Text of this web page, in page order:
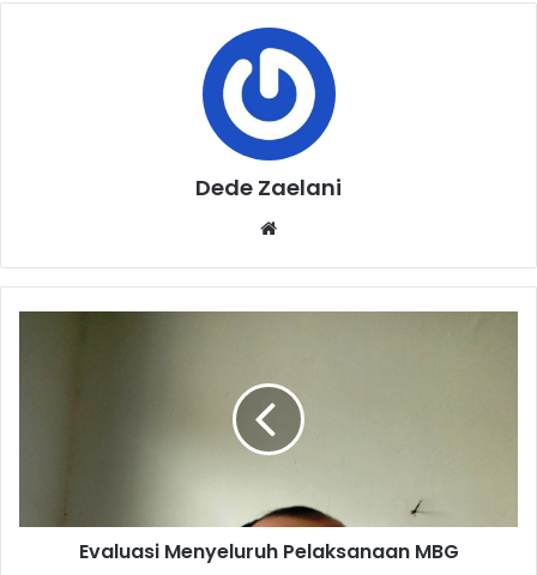
Dede Zaelani
Evaluasi Menyeluruh Pelaksanaan MBG